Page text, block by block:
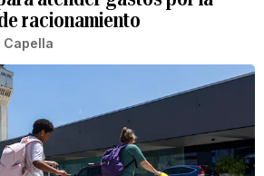
racionamiento
Capella